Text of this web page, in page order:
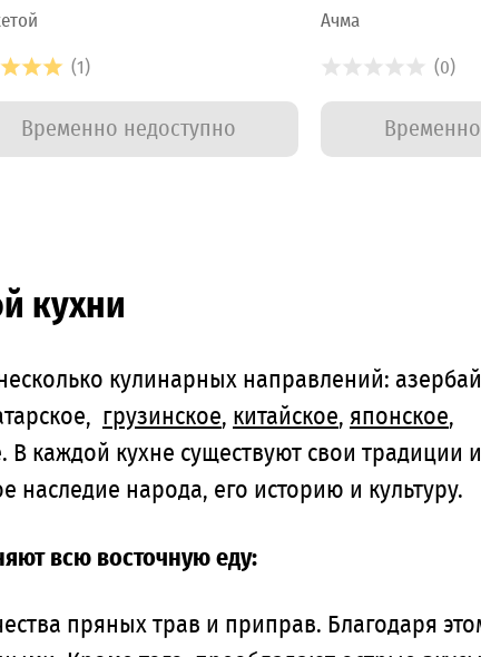
(1)
Временно недоступно
Ачма
(0)
кухни
кулинарных направлений:
грузинское, китайское, японское,
В каждой кухне существуют свои традиции
наследие народа, его историю и культуру.
всю восточную еду:
пряных трав и приправ. Благодаря